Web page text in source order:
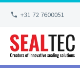
+31 72 7600051